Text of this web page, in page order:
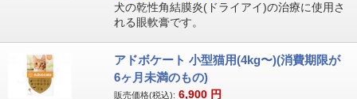
犬の乾性角結膜炎(ドライアイ)の治療に使用さ
れる眼軟膏です。
アドボケート 小型猫用(4kg〜)(消費期限が
6ヶ月未満のもの)
販売価格(税込): 6,900 円